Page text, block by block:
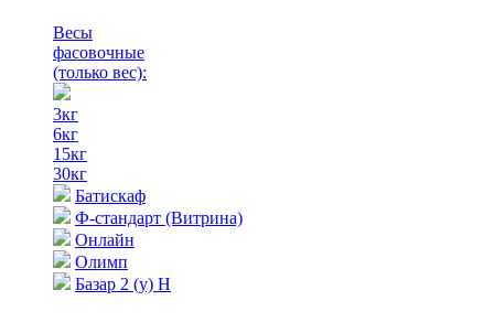
Весы
фасовочные
(только вес):
3кг
6кг
15кг
30кг
Батискаф
Ф-стандарт (Витрина)
Онлайн
Олимп
Базар 2 (у) Н